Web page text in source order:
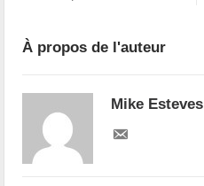
À propos de l'auteur
Mike Esteves